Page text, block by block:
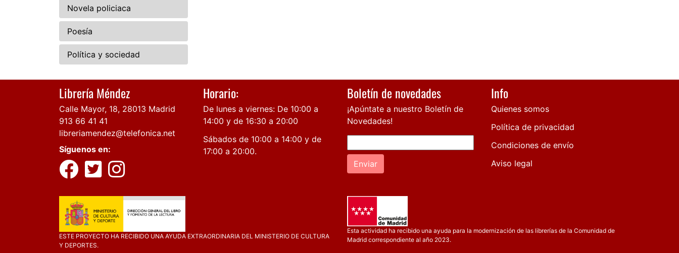
Novela policiaca
Poesía
Política y sociedad
Librería Méndez
Calle Mayor, 18, 28013 Madrid
913 66 41 41
libreriamendez@telefonica.net
Síguenos en:
Horario:
De lunes a viernes: De 10:00 a
14:00 y de 16:30 a 20:00
Sábados de 10:00 a 14:00 y de
17:00 a 20:00.
Boletín de novedades
¡Apúntate a nuestro Boletín de
Novedades!
Enviar
Info
Quienes somos
Política de privacidad
Condiciones de envío
Aviso legal
ESTE PROYECTO HA RECIBIDO UNA AYUDA EXTRAORDINARIA DEL MINISTERIO DE CULTURA
Y DEPORTES.
Esta actividad ha recibido una ayuda para la modernización de las librerías de la Comunidad de
Madrid correspondiente al año 2023.